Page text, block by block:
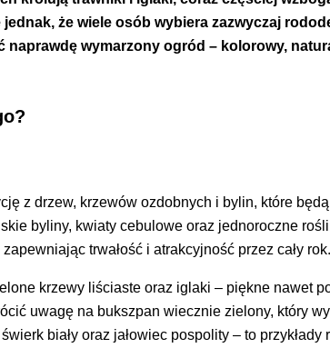
że wiele osób wybiera zazwyczaj
wymarzony ogród – kolorowy,
z drzew, krzewów ozdobnych i bylin, które będą
byliny, kwiaty cebulowe oraz jednoroczne
trwałość i atrakcyjność przez cały rok.
krzewy liściaste oraz iglaki – piękne nawet
uwagę na bukszpan wiecznie zielony, który
biały oraz jałowiec pospolity – to przykłady